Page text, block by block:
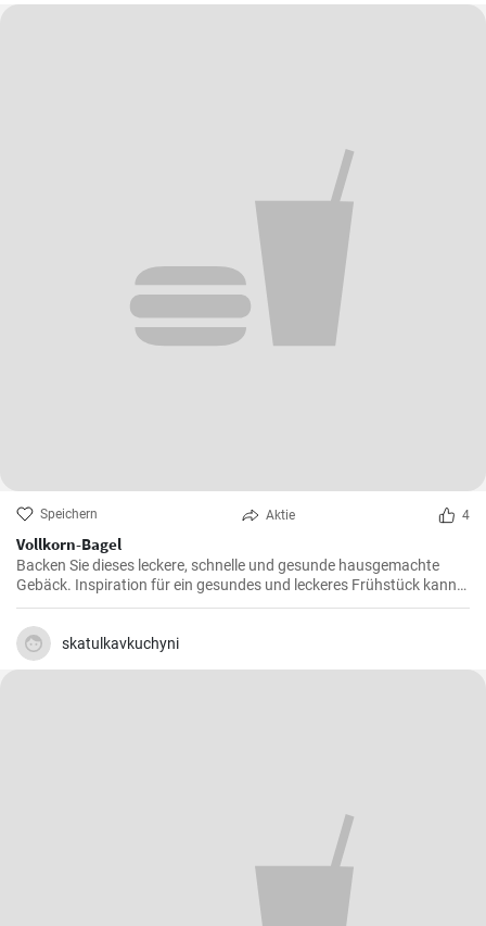
Speichern Aktie 4
Vollkorn-Bagel
Backen Sie dieses leckere, schnelle und gesunde hausgemachte
Gebäck. Inspiration für ein gesundes und leckeres Frühstück kann
man nie genug haben.
skatulkavkuchyni